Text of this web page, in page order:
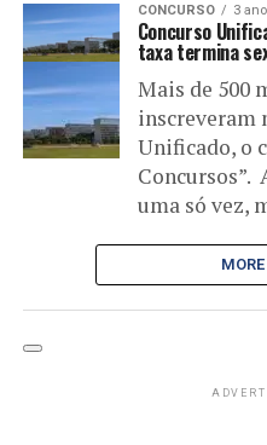
CONCURSO 3
Concurso
taxa termina
Mais de 500
inscreveram
Unificado, o
Concursos”.
uma só vez,